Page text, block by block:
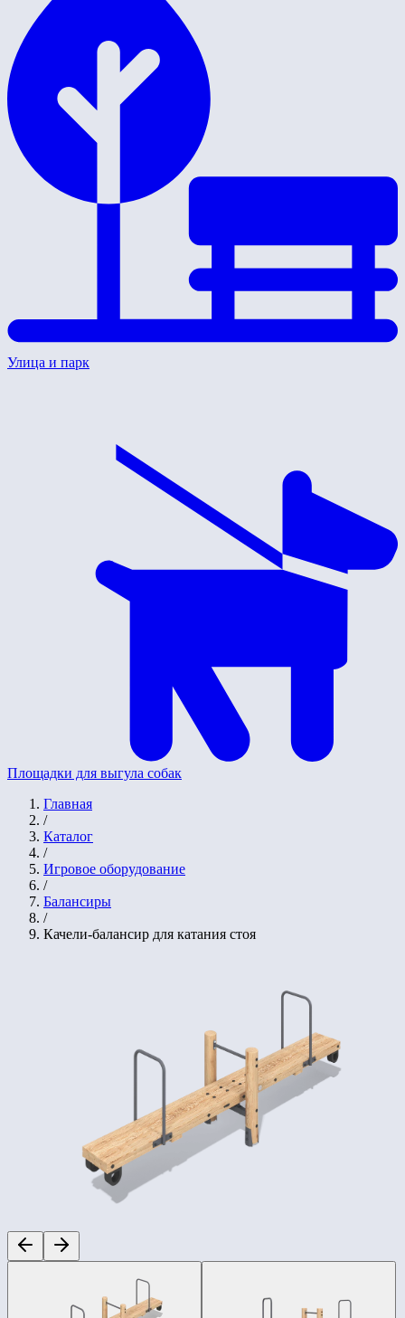
Улица и парк
Площадки для выгула собак
Главная
/
Каталог
/
Игровое оборудование
/
Балансиры
/
Качели-балансир для катания стоя